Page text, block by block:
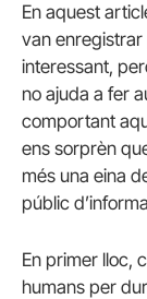
En aquest
van
interessant,
no ajuda a fer
comportant
ens sorprèn
més una eina
públic
En primer lloc,
humans per